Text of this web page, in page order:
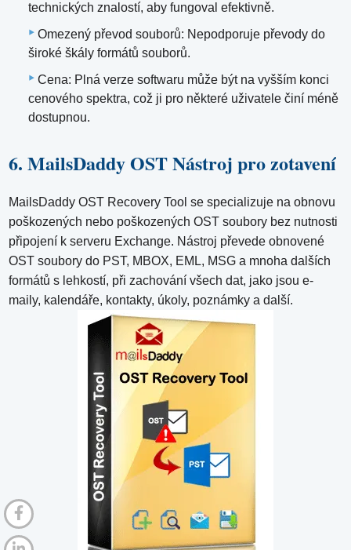
technických znalostí, aby fungoval efektivně.
Omezený převod souborů: Nepodporuje převody do
široké škály formátů souborů.
Cena: Plná verze softwaru může být na vyšším konci
cenového spektra, což ji pro některé uživatele činí méně
dostupnou.
6. MailsDaddy OST Nástroj pro zotavení
MailsDaddy OST Recovery Tool se specializuje na obnovu
poškozených nebo poškozených OST soubory bez nutnosti
připojení k serveru Exchange. Nástroj převede obnovené
OST soubory do PST, MBOX, EML, MSG a mnoha dalších
formátů s lehkostí, při zachování všech dat, jako jsou e-
maily, kalendáře, kontakty, úkoly, poznámky a další.